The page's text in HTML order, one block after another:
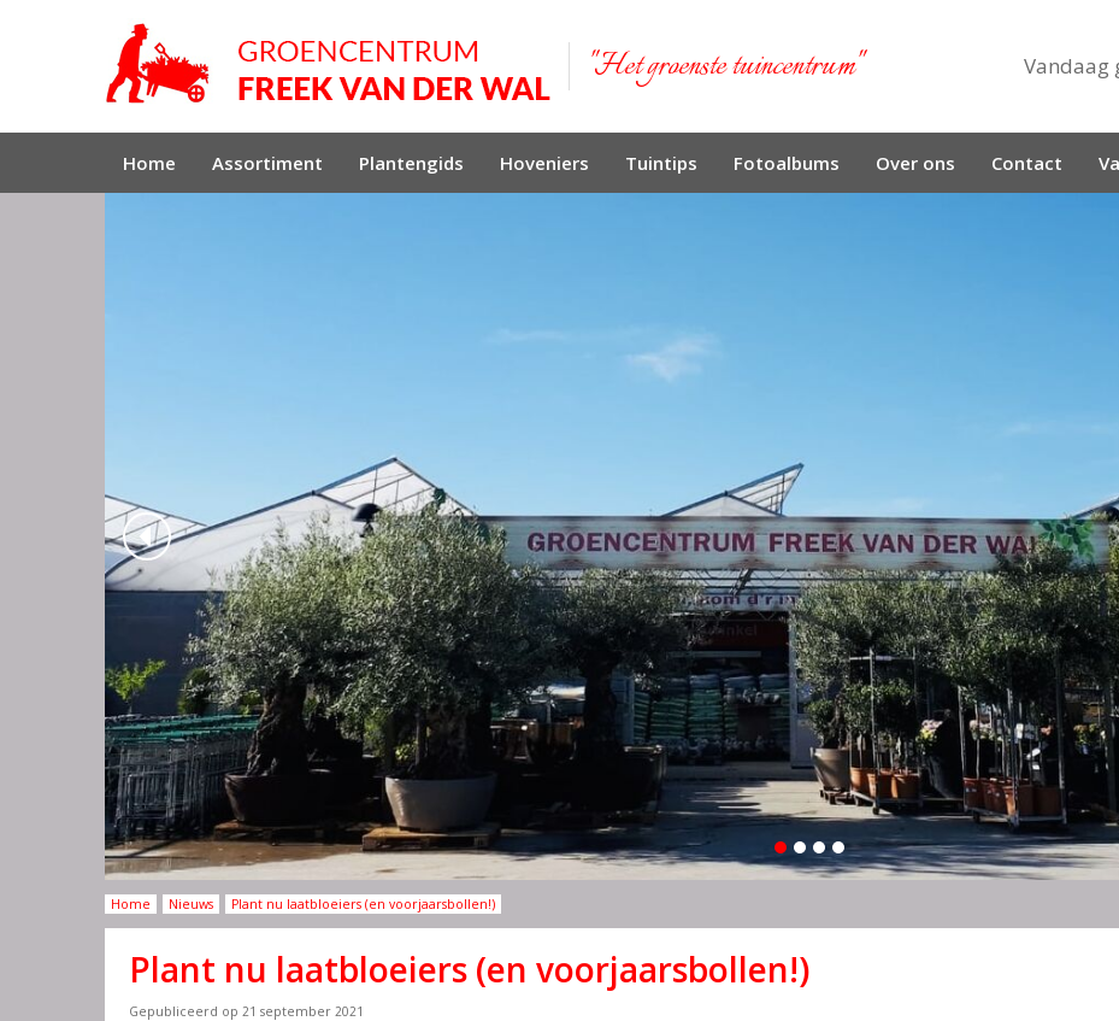
Home Nieuws Plant nu laatbloeiers (en voorjaarsbollen!)
"Het groenste tuincentrum" Vandaag
Home Assortiment Plantengids Hoveniers Tuintips Fotoalbums Over ons Contact
Plant nu laatbloeiers (en voorjaarsbollen!)
Gepubliceerd op 21 september 2021